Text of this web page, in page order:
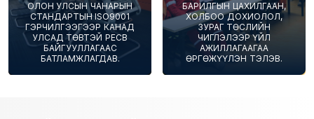
ОЛОН УЛСЫН ЧАНАРЫН
СТАНДАРТЫН ISO9001
ГЭРЧИЛГЭЭГЭЭР КАНАД
УЛСАД ТӨВТЭЙ PECB
БАЙГУУЛЛАГААС
БАТЛАМЖЛАГДАВ.
БАРИЛГЫН ЦАХИЛГААН,
ХОЛБОО ДОХИОЛОЛ,
ЗУРАГ ТӨСЛИЙН
ЧИГЛЭЛЭЭР ҮЙЛ
АЖИЛЛАГААГАА
ӨРГӨЖҮҮЛЭН ТЭЛЭВ.